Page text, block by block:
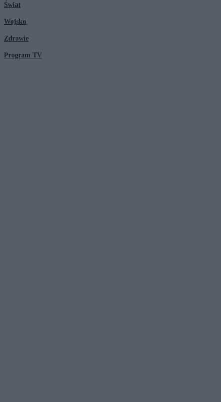
Świat
Wojsko
Zdrowie
Program TV